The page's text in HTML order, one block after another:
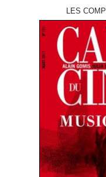
LES